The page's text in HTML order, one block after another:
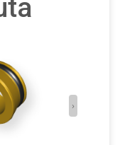
›